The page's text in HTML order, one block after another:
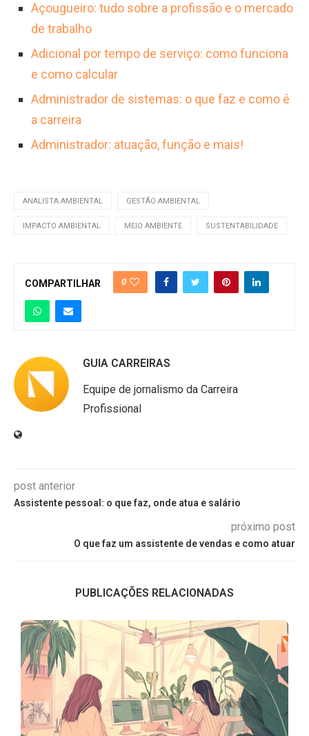
Açougueiro: tudo sobre a profissão e o mercado
de trabalho
Adicional por tempo de serviço: como funciona
e como calcular
Administrador de sistemas: o que faz e como é
a carreira
Administrador: atuação, função e mais!
ANALISTA AMBIENTAL GESTÃO AMBIENTAL
IMPACTO AMBIENTAL MEIO AMBIENTE SUSTENTABILIDADE
COMPARTILHAR 0
GUIA CARREIRAS
Equipe de jornalismo da Carreira
Profissional
post anterior
Assistente pessoal: o que faz, onde atua e salário
próximo post
O que faz um assistente de vendas e como atuar
PUBLICAÇÕES RELACIONADAS